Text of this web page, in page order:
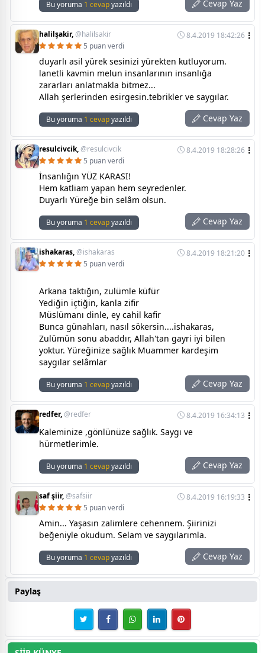
Bu yoruma 1 cevapyazıldı Cevap Yaz
halilşakir,@halilsakir
8.4.2019 18:42:26
5 puan verdi
duyarlı asil yürek sesinizi yürekten kutluyorum.
lanetli kavmin melun insanlarının insanlığa
zararları anlatmakla bitmez...
Allah şerlerinden esirgesin.tebrikler ve saygılar.
Bu yoruma 1 cevapyazıldı Cevap Yaz
resulcivcik,@resulcivcik
8.4.2019 18:28:26
5 puan verdi
İnsanlığın YÜZ KARASI!
Hem katliam yapan hem seyredenler.
Duyarlı Yüreğe bin selâm olsun.
Bu yoruma 1 cevapyazıldı Cevap Yaz
ishakaras,@ishakaras
8.4.2019 18:21:20
5 puan verdi
Arkana taktığın, zulümle küfür
Yediğin içtiğin, kanla zifir
Müslümanı dinle, ey cahil kafir
Bunca günahları, nasıl sökersin....ishakaras,
Zulümün sonu abaddır, Allah'tan gayri iyi bilen
yoktur. Yüreğinize sağlık Muammer kardeşim
saygılar selâmlar
Bu yoruma 1 cevapyazıldı Cevap Yaz
redfer,@redfer 8.4.2019 16:34:13
Kaleminize ,gönlünüze sağlık. Saygı ve
hürmetlerimle.
Bu yoruma 1 cevapyazıldı Cevap Yaz
saf şiir,@safsiir
8.4.2019 16:19:33
5 puan verdi
Amin... Yaşasın zalimlere cehennem. Şiirinizi
beğeniyle okudum. Selam ve saygılarımla.
Bu yoruma 1 cevapyazıldı Cevap Yaz
Paylaş